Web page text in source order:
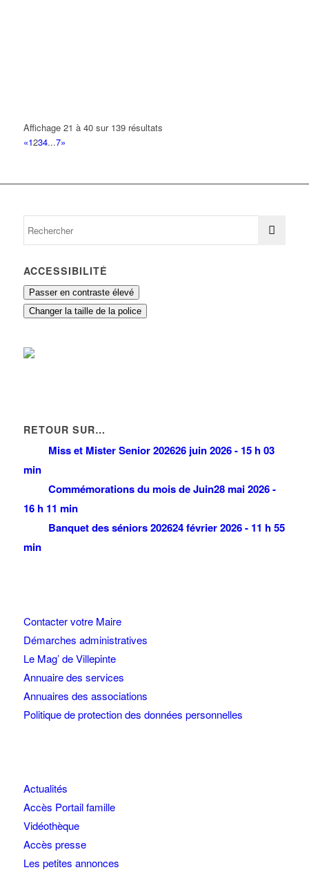
Affichage 21 à 40 sur 139 résultats
«1234...7»
ACCESSIBILITÉ
Passer en contraste élevé
Changer la taille de la police
RETOUR SUR…
Miss et Mister Senior 202626 juin 2026 - 15 h 03
min
Commémorations du mois de Juin28 mai 2026 -
16 h 11 min
Banquet des séniors 202624 février 2026 - 11 h 55
min
Contacter votre Maire
Démarches administratives
Le Mag’ de Villepinte
Annuaire des services
Annuaires des associations
Politique de protection des données personnelles
Actualités
Accès Portail famille
Vidéothèque
Accès presse
Les petites annonces